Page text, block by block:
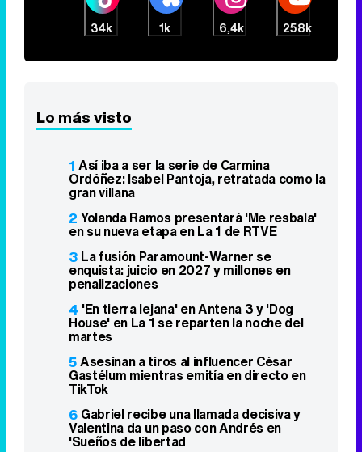
34k 1k 6,4k 258k
Lo más visto
1 Así iba a ser la serie de Carmina
Ordóñez: Isabel Pantoja, retratada como la
gran villana
2 Yolanda Ramos presentará 'Me resbala'
en su nueva etapa en La 1 de RTVE
3 La fusión Paramount-Warner se
enquista: juicio en 2027 y millones en
penalizaciones
4 'En tierra lejana' en Antena 3 y 'Dog
House' en La 1 se reparten la noche del
martes
5Asesinan a tiros al influencer César
Gastélum mientras emitía en directo en
TikTok
6 Gabriel recibe una llamada decisiva y
Valentina da un paso con Andrés en
'Sueños de libertad